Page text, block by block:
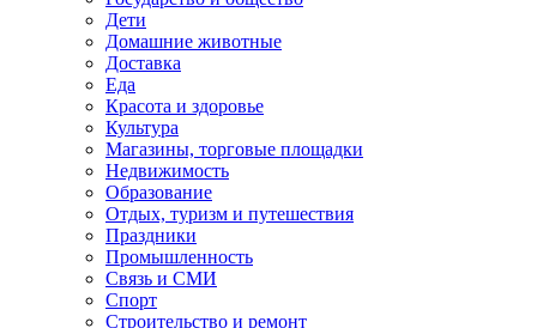
Дети
Домашние животные
Доставка
Еда
Красота и здоровье
Культура
Магазины, торговые площадки
Недвижимость
Образование
Отдых, туризм и путешествия
Праздники
Промышленность
Связь и СМИ
Спорт
Строительство и ремонт